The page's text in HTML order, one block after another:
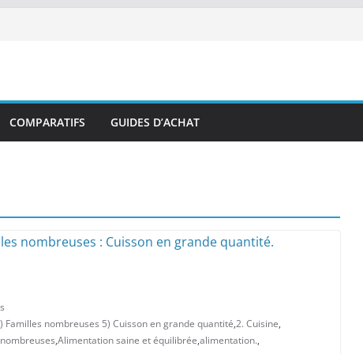
COMPARATIFS GUIDES D’ACHAT
nombreuses 5) Cuisson en grande quantité,2. Cuisine,
,Alimentation saine et équilibrée,alimentation.,